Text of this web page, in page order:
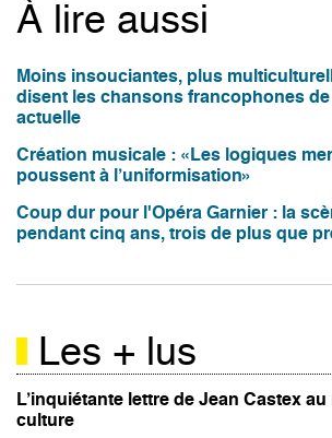
À lire aussi
Moins insouciantes, plus
disent les chansons francophones de
actuelle
Création musicale : «Les logiques
poussent à l’uniformisation»
Coup dur pour l'Opéra Garnier : la
pendant cinq ans, trois de plus que
Les + lus
L’inquiétante lettre de Jean Castex
culture